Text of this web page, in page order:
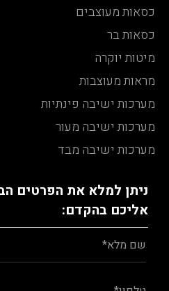
כסאות מעוצבים
כסאות בר
מיטות יוקרה
מראות מעוצבות
מערכות ישיבה פינתיות
מערכות ישיבה מעור
מערכות ישיבה מבד
ניתן למלא את הפרטים
אליכם בהקדם: